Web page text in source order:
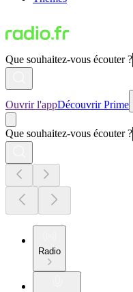
Que souhaitez-vous écouter ?
Ouvrir l'appDécouvrir Prime
Que souhaitez-vous écouter ?
Radio